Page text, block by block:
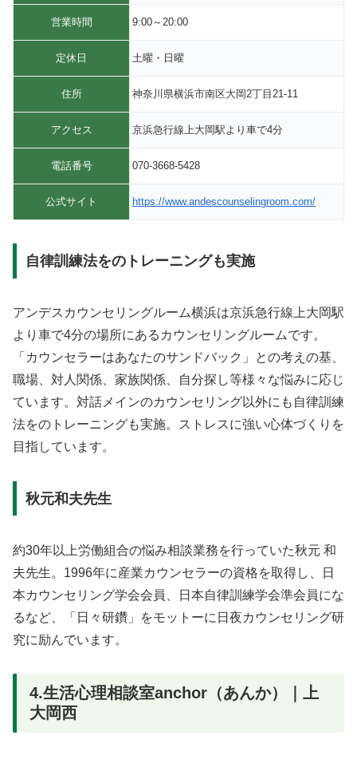
営業時間 9:00～20:00
定休日 土曜・日曜
住所 神奈川県横浜市南区大岡2丁目21-11
アクセス 京浜急行線上大岡駅より車で4分
電話番号 070-3668-5428
公式サイト https://www.andescounselingroom.com/
自律訓練法をのトレーニングも実施
アンデスカウンセリングルーム横浜は京浜急行線上大岡駅
より車で4分の場所にあるカウンセリングルームです。
「カウンセラーはあなたのサンドバック」との考えの基、
職場、対人関係、家族関係、自分探し等様々な悩みに応じ
ています。対話メインのカウンセリング以外にも自律訓練
法をのトレーニングも実施。ストレスに強い心体づくりを
目指しています。
秋元和夫先生
約30年以上労働組合の悩み相談業務を行っていた秋元 和
夫先生。1996年に産業カウンセラーの資格を取得し、日
本カウンセリング学会会員、日本自律訓練学会準会員にな
るなど、「日々研鑽」をモットーに日夜カウンセリング研
究に励んでいます。
4.生活心理相談室anchor（あんか）｜上
大岡西